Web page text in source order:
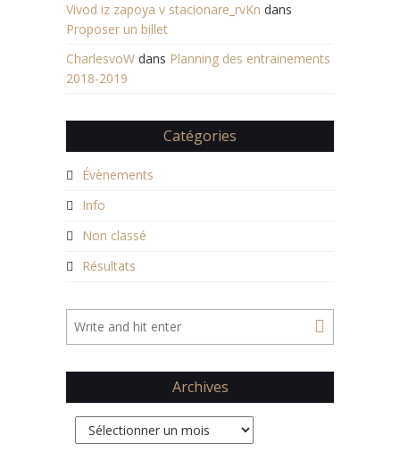
Vivod iz zapoya v stacionare_rvKn dans
Proposer un billet
CharlesvoW dans Planning des entrainements
2018-2019
Catégories
Évènements
Info
Non classé
Résultats
Archives
Archives